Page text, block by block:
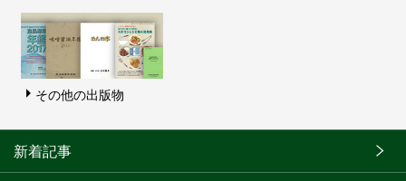
その他の出版物
新着記事